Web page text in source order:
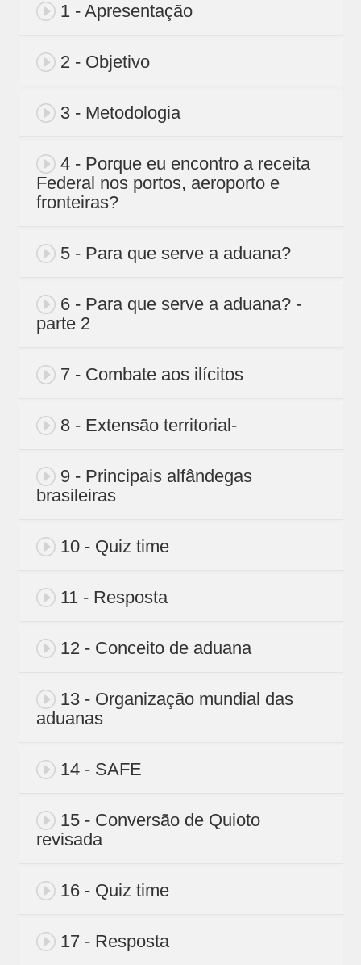
1 - Apresentação
2 - Objetivo
3 - Metodologia
4 - Porque eu encontro a receita
Federal nos portos, aeroporto e
fronteiras?
5 - Para que serve a aduana?
6 - Para que serve a aduana? -
parte 2
7 - Combate aos ilícitos
8 - Extensão territorial-
9 - Principais alfândegas
brasileiras
10 - Quiz time
11 - Resposta
12 - Conceito de aduana
13 - Organização mundial das
aduanas
14 - SAFE
15 - Conversão de Quioto
revisada
16 - Quiz time
17 - Resposta